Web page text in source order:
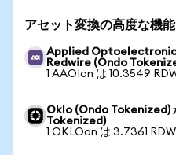
アセット変換の高度な機能
Applied
Redwire (Ondo
1 AAOIon は 10.3549
Oklo (Ondo Tokenized)
Tokenized)
1 OKLOon は 3.7361